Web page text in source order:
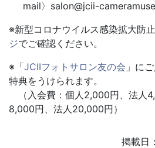
mail〉salon@jcii-
※新型コロナウイルス感染拡大防
ジでご確認ください。
※「JCIIフォトサロン友の会 」に
特典をうけられます。
（入会費：個人2,000円、法人
8,000円、法人20,000円）
掲載日